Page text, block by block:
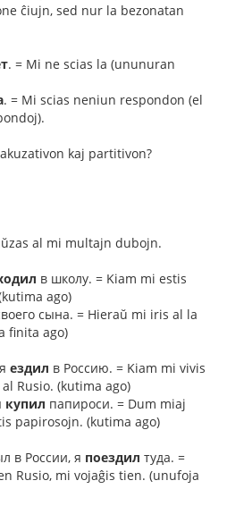
ĉiujn, sed nur la bezonatan
. = Mi ne scias la (ununuran
. = Mi scias neniun respondon (el
kaj partitivon?
al mi multajn dubojn.
в школу. = Kiam mi estis
ago)
сына. = Hieraŭ mi iris al la
finita ago)
ездил в Россию. = Kiam mi vivis
Rusio. (kutima ago)
купил папироси. = Dum miaj
papirosojn. (kutima ago)
в России, я поездил туда. =
Rusio, mi vojaĝis tien. (unufoja